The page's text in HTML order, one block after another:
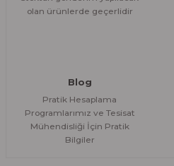
olan ürünlerde geçerlidir
Blog
Pratik Hesaplama
Programlarımız ve Tesisat
Mühendisliği İçin Pratik
Bilgiler